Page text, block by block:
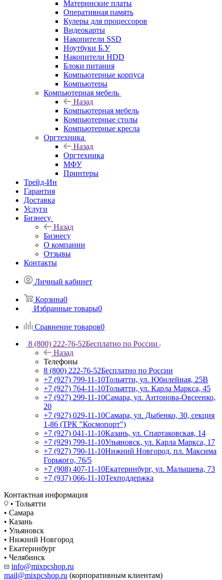
Материнские платы
Оперативная память
Кулеры для процессоров
Видеокарты
Накопители SSD
Ноутбуки Б.У
Накопители HDD
Блоки питания
Компьютерные корпуса
Компьютеры
Компьютерная мебель
Назад
Компьютерная мебель
Компьютерные столы
Компьютерные кресла
Оргтехника
Назад
Оргтехника
МФУ
Принтеры
Трейд-Ин
Гарантия
Доставка
Услуги
Бизнесу
Назад
Бизнесу
О компании
Отзывы
Контакты
Личный кабинет
Корзина0
Избранные товары0
Сравнение товаров0
8 (800) 222-76-52Бесплатно по России
Назад
Телефоны
8 (800) 222-76-52Бесплатно по России
+7 (927) 799-11-10Тольятти, ул. Юбилейная, 25В
+7 (927) 764-11-10Тольятти, ул. Карла Маркса, 45
+7 (927) 299-11-10Самара, ул. Антонова-Овсеенко,
20
+7 (927) 029-11-10Самара, ул. Дыбенко, 30, секция
1-86 (ТРК "Космопорт")
+7 (927) 041-11-10Казань, ул. Спартаковская, 14
+7 (929) 799-11-10Ульяновск, ул. Карла Маркса, 17
+7 (927) 790-11-10Нижний Новгород, пл. Максима
Горького, 76/5
+7 (908) 407-11-10Екатеринбург, ул. Малышева, 73
+7 (937) 066-11-10Техподдержка
Контактная информация
• Тольятти
• Самара
• Казань
• Ульяновск
• Нижний Новгород
• Екатеринбург
• Челябинск
info@mixpcshop.ru
mail@mixpcshop.ru (корпоративным клиентам)